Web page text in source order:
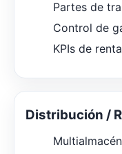
Partes de
Control de
KPIs de
Distribución /